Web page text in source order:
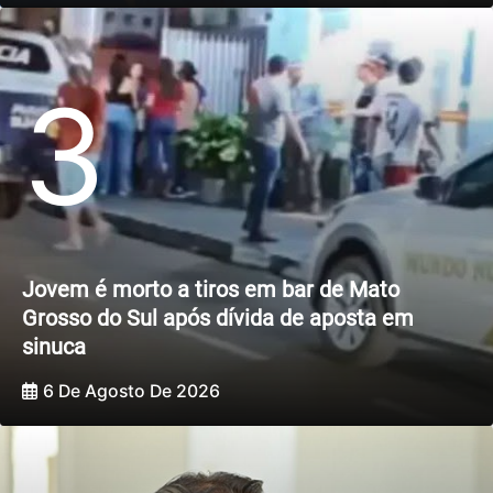
3
Jovem é morto a tiros em bar de Mato
Grosso do Sul após dívida de aposta em
sinuca
6 De Agosto De 2026